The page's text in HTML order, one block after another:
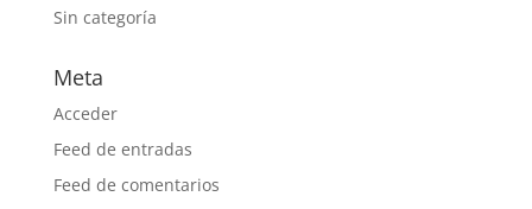
Sin categoría
Meta
Acceder
Feed de entradas
Feed de comentarios